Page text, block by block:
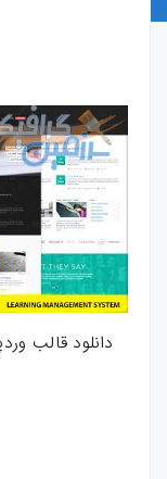
طرح-لایه-باز
بروشور-و-کاتالوگ
پوستر
کارت-ویزیت
موکاپ